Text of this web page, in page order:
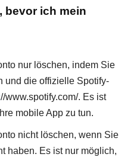
bevor ich mein
nur löschen, indem Sie
und die offizielle Spotify-
//www.spotify.com/. Es ist
mobile App zu tun.
nicht löschen, wenn Sie
haben. Es ist nur möglich,